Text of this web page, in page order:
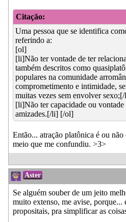
Citação:
Uma pessoa que se identifica
referindo a:
[ol]
[li]Não ter vontade de ter
também descritos como
populares na comunidade
comprometimento e intimidade,
muitas vezes sem envolver
[li]Não ter capacidade ou
amizades.[/li] [/ol]
Então... atração platônica é ou não
meio que me confundiu. >3>
Aster
Se alguém souber de um jeito
muito extenso, me avise, porque...
propositais, pra simplificar as